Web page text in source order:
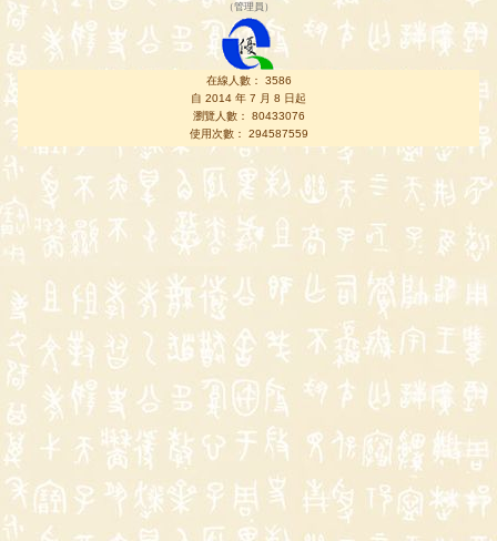
（管理員 ）
在線人數： 3586
自 2014 年 7 月 8 日起
瀏覽人數： 80433076
使用次數： 294587559